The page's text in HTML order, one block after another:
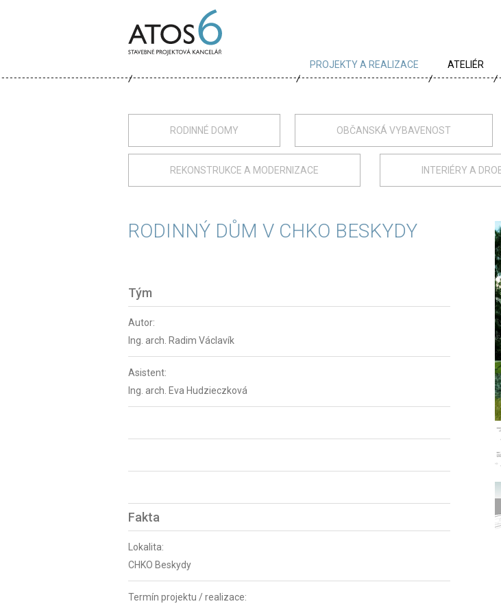
6
PROJEKTY A REALIZACE ATELIÉR
RODINNÉ DOMY OBČANSKÁ VYBAVENOST
REKONSTRUKCE A MODERNIZACE INTERIÉRY A
RODINNÝ DŮM V CHKO BESKYDY
Tým
Autor:
Ing. arch. Radim Václavík
Asistent:
Ing. arch. Eva Hudzieczková
Fakta
Lokalita:
CHKO Beskydy
Termín projektu / realizace: